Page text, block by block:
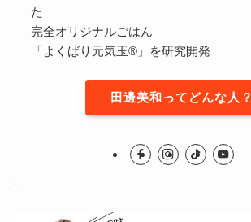
た
完全オリジナルごはん
「よくばり元気玉®」を研究開発
田邊美和ってどんな人？